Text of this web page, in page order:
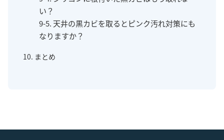
い？
9-5. 天井の黒カビを取るとピンク汚れ対策にも
なりますか？
10. まとめ